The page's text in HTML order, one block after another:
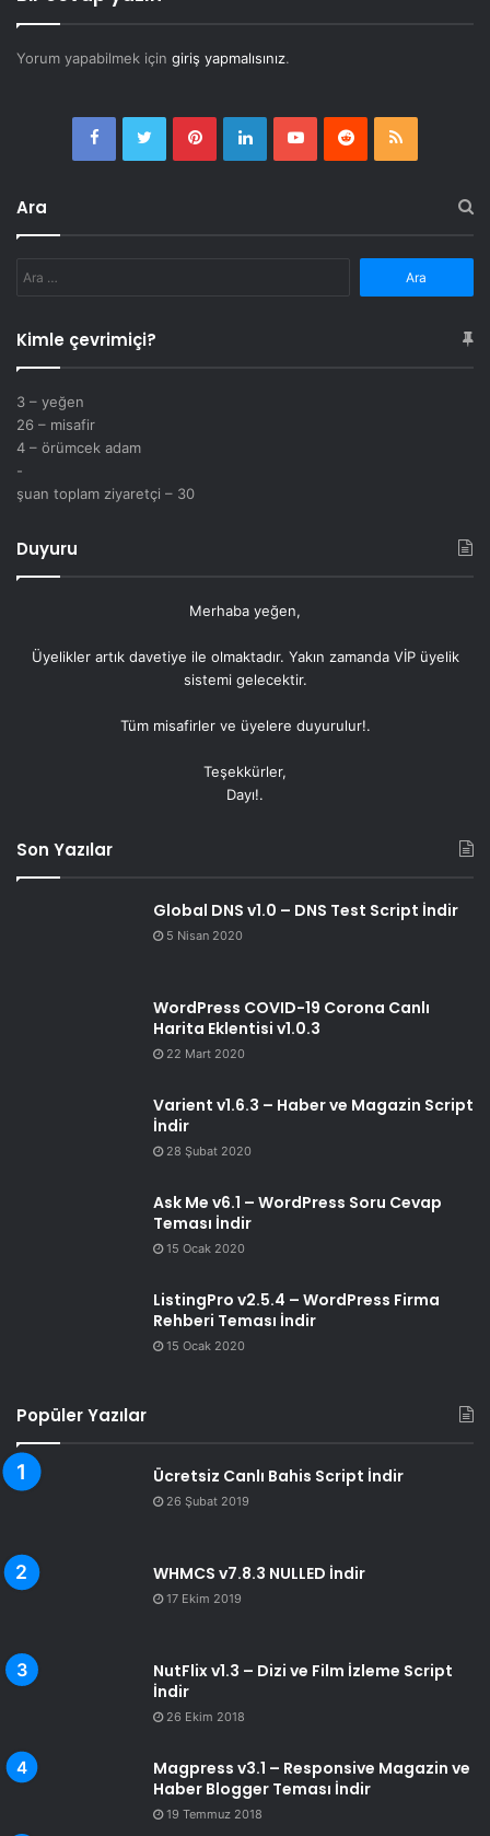
Yorum yapabilmek için giriş yapmalısınız.
FacebookTwitterPinterestLinkedInYouTubeRedditRSS
Ara
Kimle çevrimiçi?
3 – yeğen
26 – misafir
4 – örümcek adam
-
şuan toplam ziyaretçi – 30
Duyuru
Merhaba yeğen,
Üyelikler artık davetiye ile olmaktadır. Yakın zamanda VİP üyelik
sistemi gelecektir.
Tüm misafirler ve üyelere duyurulur!.
Teşekkürler,
Dayı!.
Son Yazılar
Global DNS v1.0 – DNS Test Script İndir
5 Nisan 2020
WordPress COVID-19 Corona Canlı
Harita Eklentisi v1.0.3
22 Mart 2020
Varient v1.6.3 – Haber ve Magazin Script
İndir
28 Şubat 2020
Ask Me v6.1 – WordPress Soru Cevap
Teması İndir
15 Ocak 2020
ListingPro v2.5.4 – WordPress Firma
Rehberi Teması İndir
15 Ocak 2020
Popüler Yazılar
Ücretsiz Canlı Bahis Script İndir
26 Şubat 2019
WHMCS v7.8.3 NULLED İndir
17 Ekim 2019
NutFlix v1.3 – Dizi ve Film İzleme Script
İndir
26 Ekim 2018
Magpress v3.1 – Responsive Magazin ve
Haber Blogger Teması İndir
19 Temmuz 2018